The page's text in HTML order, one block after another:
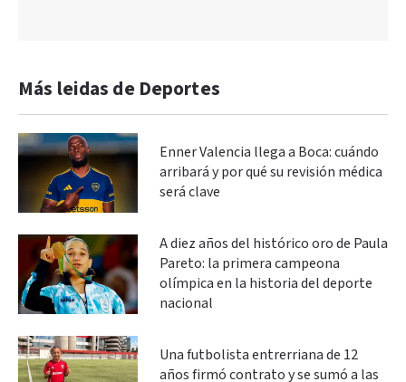
Más leidas de Deportes
Enner Valencia llega a Boca: cuándo
arribará y por qué su revisión médica
será clave
A diez años del histórico oro de Paula
Pareto: la primera campeona
olímpica en la historia del deporte
nacional
Una futbolista entrerriana de 12
años firmó contrato y se sumó a las